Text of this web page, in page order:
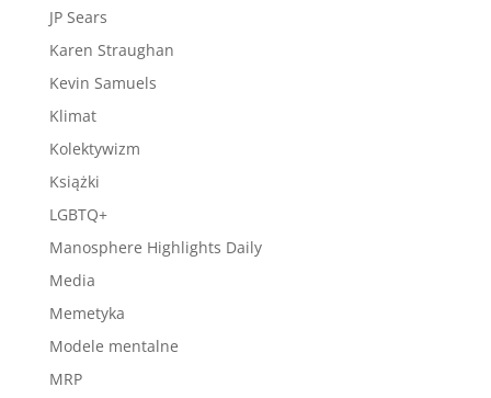
JP Sears
Karen Straughan
Kevin Samuels
Klimat
Kolektywizm
Książki
LGBTQ+
Manosphere Highlights Daily
Media
Memetyka
Modele mentalne
MRP